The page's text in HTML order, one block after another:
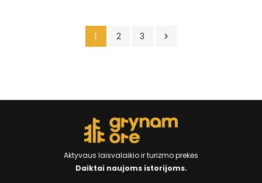
1 2 3 
Aktyvaus laisvalaikio ir turizmo prekės
Daiktai naujoms istorijoms.